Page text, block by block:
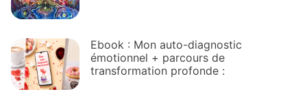
Ebook : Mon auto-diagnostic
émotionnel + parcours de
transformation profonde :